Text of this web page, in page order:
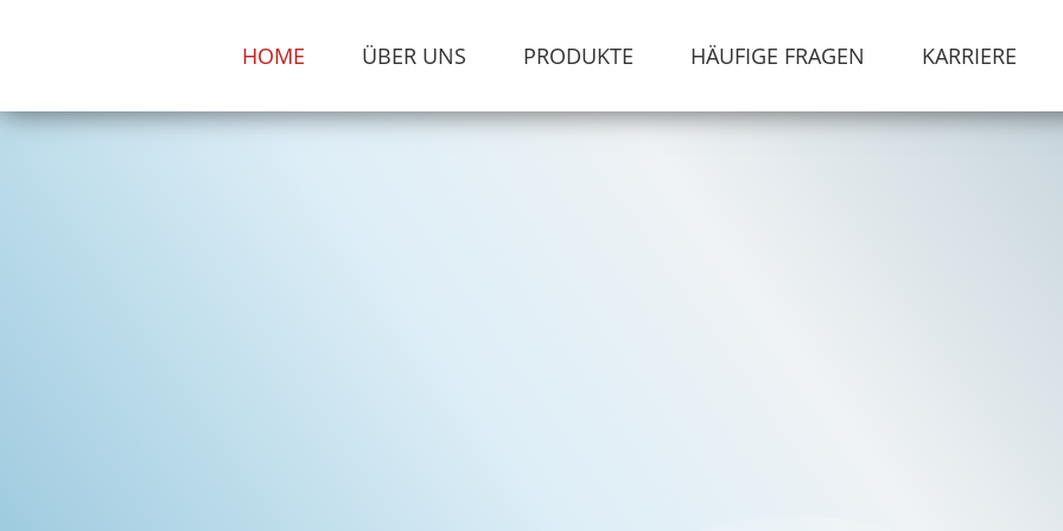
HOME ÜBER UNS PRODUKTE HÄUFIGE FRAGEN KARRIERE